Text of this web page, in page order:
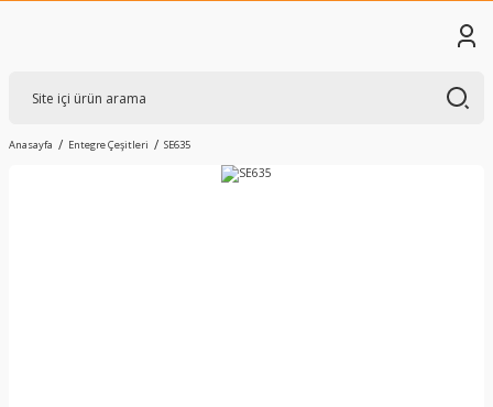
Anasayfa Entegre Çeşitleri SE635